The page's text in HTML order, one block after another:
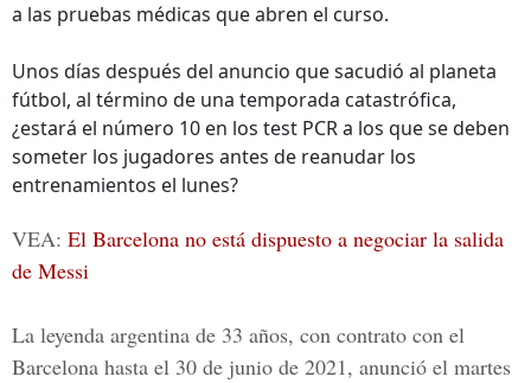
a las pruebas médicas que abren el curso.
Unos días después del anuncio que sacudió al planeta
fútbol, al término de una temporada catastrófica,
¿estará el número 10 en los test PCR a los que se deben
someter los jugadores antes de reanudar los
entrenamientos el lunes?
VEA: El Barcelona no está dispuesto a negociar la salida
de Messi
La leyenda argentina de 33 años, con contrato con el
Barcelona hasta el 30 de junio de 2021, anunció el martes